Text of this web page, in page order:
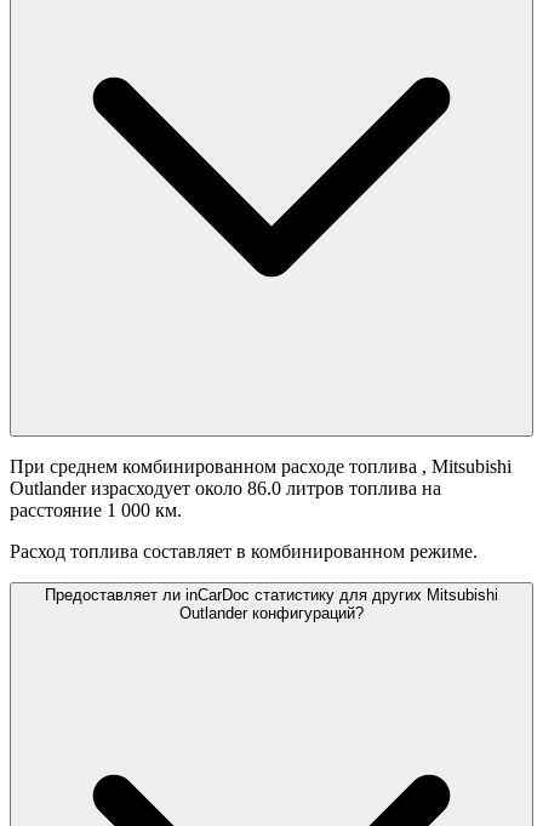
При среднем комбинированном расходе топлива , Mitsubishi
Outlander израсходует около 86.0 литров топлива на
расстояние 1 000 км.
Расход топлива составляет в комбинированном режиме.
Предоставляет ли inCarDoc статистику для других Mitsubishi
Outlander конфигураций?